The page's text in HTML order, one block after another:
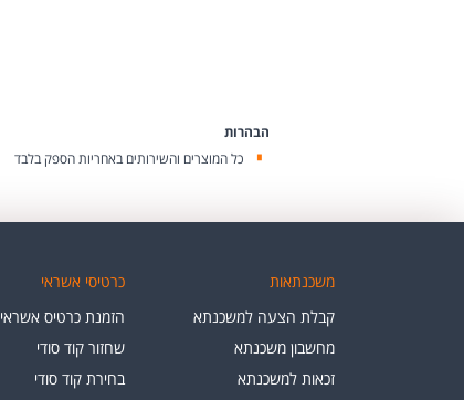
הבהרות
כל המוצרים והשירותים באחריות הספק בלבד
משכנתאות
קבלת הצעה למשכנתא
מחשבון משכנתא
זכאות למשכנתא
כרטיסי אשראי
הזמנת כרטיס אשראי
שחזור קוד סודי
בחירת קוד סודי